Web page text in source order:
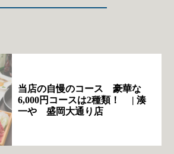
当店の自慢のコース 豪華な
6,000円コースは2種類！ | 湊
一や 盛岡大通り店